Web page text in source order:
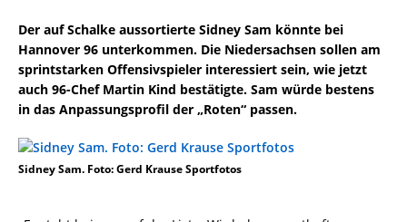
Der auf Schalke aussortierte Sidney Sam könnte bei
Hannover 96 unterkommen. Die Niedersachsen sollen am
sprintstarken Offensivspieler interessiert sein, wie jetzt
auch 96-Chef Martin Kind bestätigte. Sam würde bestens
in das Anpassungsprofil der „Roten“ passen.
Sidney Sam. Foto: Gerd Krause Sportfotos